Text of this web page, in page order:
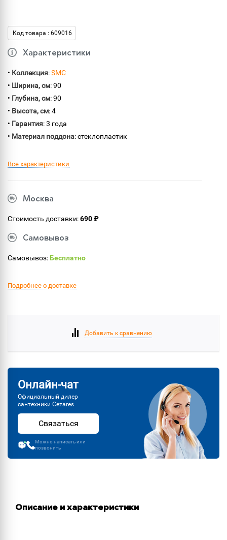
Код товара : 609016
Характеристики
• Коллекция:SMC
• Ширина, см: 90
• Глубина, см: 90
• Высота, см: 4
• Гарантия: 3 года
• Материал поддона: стеклопластик
Все характеристики
Москва
Стоимость доставки:690 ₽
Самовывоз
Самовывоз:Бесплатно
Подробнее о доставке
Добавить к сравнению
Онлайн-чат
Официальный дилер
сантехники Cezares
Связаться
Можно написать или
позвонить
Описание и характеристики